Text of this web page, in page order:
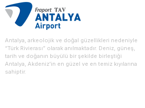
Antalya, arkeolojik ve doğal güzellikleri nedeniyle
“Türk Rivierası” olarak anılmaktadır. Deniz, güneş,
tarih ve doğanın büyülü bir şekilde birleştiği
Antalya, Akdeniz'in en güzel ve en temiz kıyılarına
sahiptir.